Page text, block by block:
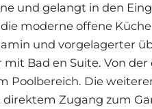
und gelangt in den
moderne offene
und vorgelagerter
Bad en Suite. Von
Poolbereich. Die
Zugang zum